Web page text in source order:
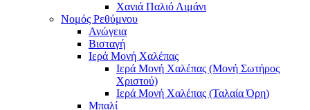
Χανιά Παλιό Λιμάνι
Νομός Ρεθύμνου
Ανώγεια
Βισταγή
Ιερά Μονή Χαλέπας
Ιερά Μονή Χαλέπας (Μονή Σωτήρος
Χριστού)
Ιερά Μονή Χαλέπας (Ταλαία Όρη)
Μπαλί